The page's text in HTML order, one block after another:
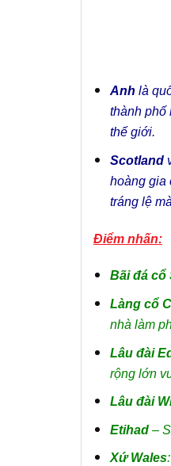
Anh là
thành phố
thế giới.
Scotland
hoàng gia
tráng lệ
Điểm nhấn:
Bãi đá cổ
Làng cổ
nhà làm
Lâu đài
rộng lớn
Lâu đài
Etihad –
Xứ Wales